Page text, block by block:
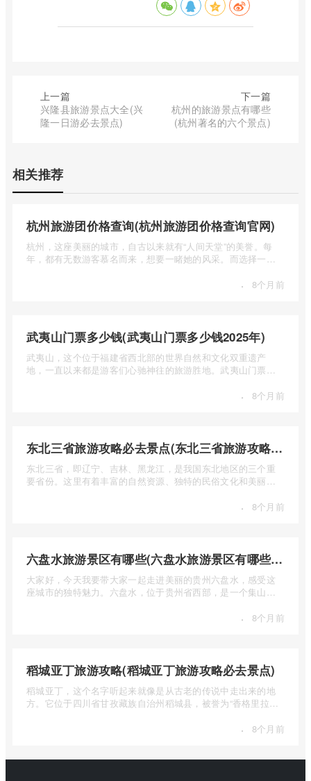
上一篇
兴隆县旅游景点大全(兴
隆一日游必去景点)
下一篇
杭州的旅游景点有哪些
(杭州著名的六个景点)
相关推荐
杭州旅游团价格查询(杭州旅游团价格查询官网)
杭州，这座美丽的城市，自古以来就有“人间天堂”的美誉。每
年，都有无数游客慕名而来，想要一睹她的风采。而选择一个
· 8个月前
武夷山门票多少钱(武夷山门票多少钱2025年)
武夷山，这个位于福建省西北部的世界自然和文化双重遗产
地，一直以来都是游客们心驰神往的旅游胜地。武夷山门票多
· 8个月前
东北三省旅游攻略必去景点(东北三省旅游攻略必去景点视频介绍)
东北三省，即辽宁、吉林、黑龙江，是我国东北地区的三个重
要省份。这里有着丰富的自然资源、独特的民俗文化和美丽的
· 8个月前
六盘水旅游景区有哪些(六盘水旅游景区有哪些景点值得去)
大家好，今天我要带大家一起走进美丽的贵州六盘水，感受这
座城市的独特魅力。六盘水，位于贵州省西部，是一个集山水
· 8个月前
稻城亚丁旅游攻略(稻城亚丁旅游攻略必去景点)
稻城亚丁，这个名字听起来就像是从古老的传说中走出来的地
方。它位于四川省甘孜藏族自治州稻城县，被誉为“香格里拉的
· 8个月前